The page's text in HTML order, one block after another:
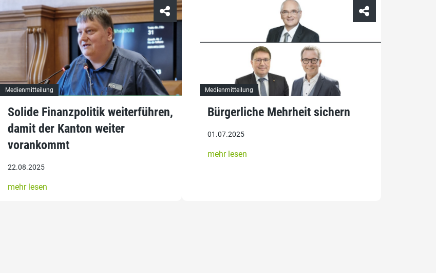
Medienmitteilung
Solide Finanzpolitik weiterführen,
damit der Kanton weiter
vorankommt
22.08.2025
mehr lesen
Medienmitteilung
Bürgerliche Mehrheit sichern
01.07.2025
mehr lesen